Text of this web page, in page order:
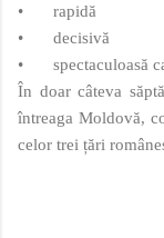
•
rapidă
•
decisivă
•
spectaculoasă
În doar câteva
întreaga Moldovă,
celor trei țări